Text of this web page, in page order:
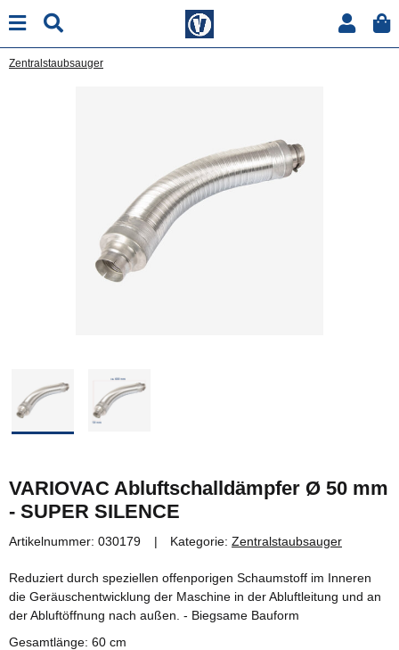
Zentralstaubsauger
VARIOVAC Abluftschalldämpfer Ø 50 mm
- SUPER SILENCE
Artikelnummer: 030179 Kategorie: Zentralstaubsauger
Reduziert durch speziellen offenporigen Schaumstoff im Inneren
die Geräuschentwicklung der Maschine in der Abluftleitung und an
der Abluftöffnung nach außen. - Biegsame Bauform
Gesamtlänge: 60 cm